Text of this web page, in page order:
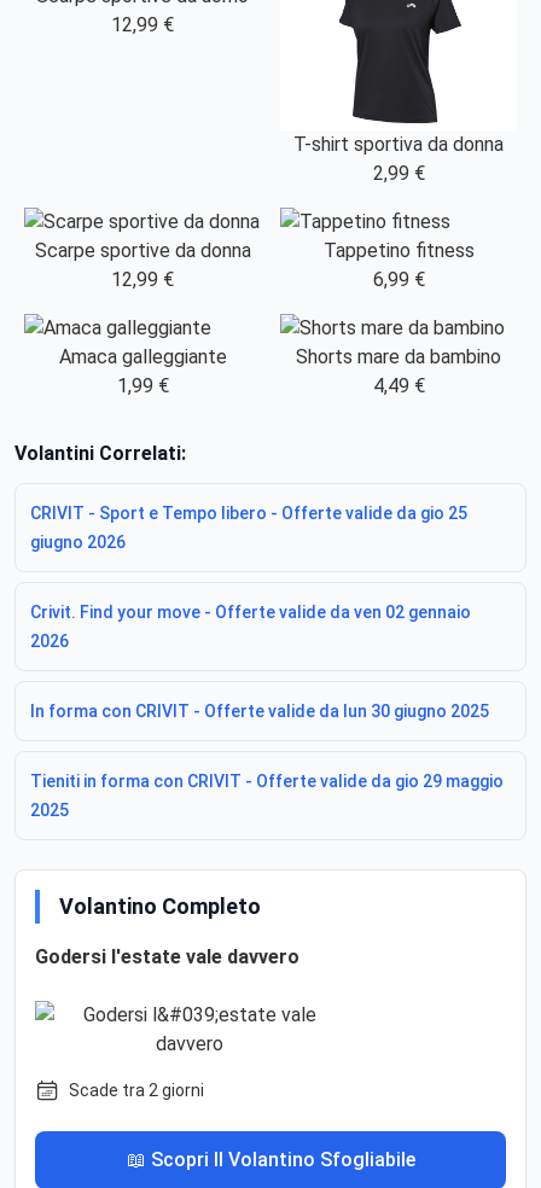
12,99 €
T-shirt sportiva da donna
2,99 €
Scarpe sportive da donna
12,99 €
Tappetino fitness
6,99 €
Amaca galleggiante
1,99 €
Shorts mare da bambino
4,49 €
Volantini Correlati:
CRIVIT - Sport e Tempo libero - Offerte valide da gio 25
giugno 2026
Crivit. Find your move - Offerte valide da ven 02 gennaio
2026
In forma con CRIVIT - Offerte valide da lun 30 giugno 2025
Tieniti in forma con CRIVIT - Offerte valide da gio 29 maggio
2025
Volantino Completo
Godersi l'estate vale davvero
Scade tra 2 giorni
📖 Scopri Il Volantino Sfogliabile